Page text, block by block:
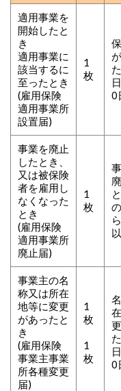
適用事業を
開始したと
き
適用事業に
該当するに
至ったとき
(雇用保険
適用事業所
設置届)
1
枚
0
事業を廃止
したとき、
又は被保険
者を雇用し
なくなった
とき
(雇用保険
適用事業所
廃止届)
1
枚
事業主の名
称又は所在
地等に変更
があったと
き
(雇用保険
事業主事業
所各種変更
届)
1
枚
1
枚
0